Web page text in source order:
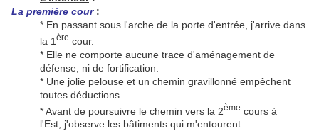
La première cour:
* En passant sous l'arche de la porte d'entrée, j'arrive dans
la 1 ère cour.
* Elle ne comporte aucune trace d'aménagement de
défense, ni de fortification.
* Une jolie pelouse et un chemin gravillonné empêchent
toutes déductions.
* Avant de poursuivre le chemin vers la 2ème cours à
l'Est, j'observe les bâtiments qui m'entourent.